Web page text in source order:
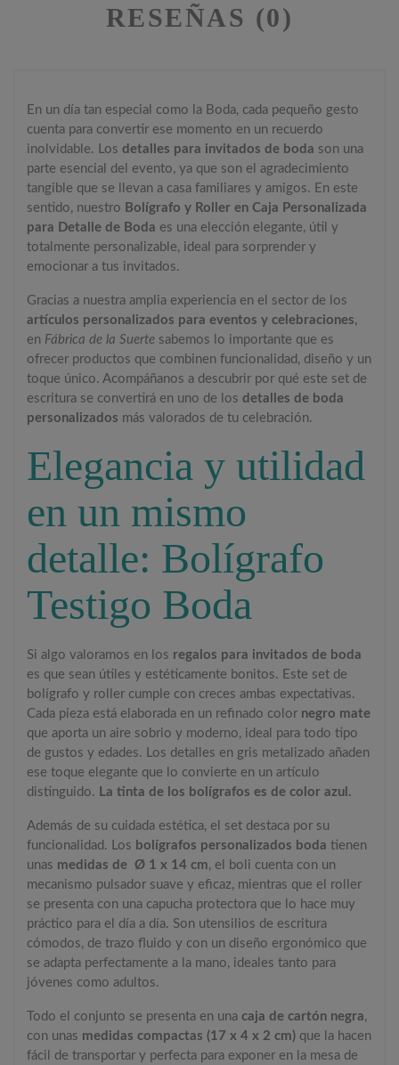
RESEÑAS (0)
En un día tan especial como la Boda, cada pequeño gesto
cuenta para convertir ese momento en un recuerdo
inolvidable. Losdetalles para invitados de boda son una
parte esencial del evento, ya que son el agradecimiento
tangible que se llevan a casa familiares y amigos. En este
sentido, nuestro Bolígrafo y Roller en Caja Personalizada
para Detalle de Boda es una elección elegante, útil y
totalmente personalizable, ideal para sorprender y
emocionar a tus invitados.
Gracias a nuestra amplia experiencia en el sector de los
artículos personalizados para eventos y celebraciones,
en Fábrica de la Suerte sabemos lo importante que es
ofrecer productos que combinen funcionalidad, diseño y un
toque único. Acompáñanos a descubrir por qué este set de
escritura se convertirá en uno de losdetalles de boda
personalizados más valorados de tu celebración.
Elegancia y utilidad
en un mismo
detalle: Bolígrafo
Testigo Boda
Si algo valoramos en los regalos para invitados de boda
es que sean útiles y estéticamente bonitos. Este set de
bolígrafo y roller cumple con creces ambas expectativas.
Cada pieza está elaborada en un refinado color negro mate
que aporta un aire sobrio y moderno, ideal para todo tipo
de gustos y edades. Los detalles en gris metalizado añaden
ese toque elegante que lo convierte en un artículo
distinguido. La tinta de los bolígrafos es de color azul.
Además de su cuidada estética, el set destaca por su
funcionalidad. Los bolígrafos personalizados boda tienen
unas medidas de Ø 1 x 14 cm, el boli cuenta con un
mecanismo pulsador suave y eficaz, mientras que el roller
se presenta con una capucha protectora que lo hace muy
práctico para el día a día. Son utensilios de escritura
cómodos, de trazo fluido y con un diseño ergonómico que
se adapta perfectamente a la mano, ideales tanto para
jóvenes como adultos.
Todo el conjunto se presenta en unacaja de cartón negra,
con unas medidas compactas (17 x 4 x 2 cm) que la hacen
fácil de transportar y perfecta para exponer en la mesa de